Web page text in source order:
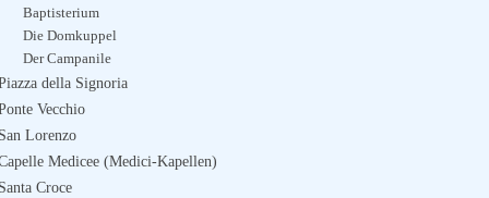
Baptisterium
Die Domkuppel
Der Campanile
della Signoria
Vecchio
Lorenzo
Medicee (Medici-Kapellen)
Croce